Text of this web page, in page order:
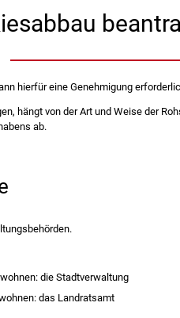
hierfür eine Genehmigung
hängt von der Art und Weise der
ab.
die Stadtverwaltung
das Landratsamt